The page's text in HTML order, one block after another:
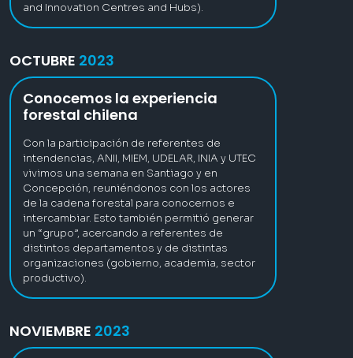
and Innovation Centres and Hubs).
OCTUBRE 2023
Conocemos la experiencia
forestal chilena
Con la participación de referentes de
intendencias, ANII, MIEM, UDELAR, INIA y UTEC
vivimos una semana en Santiago y en
Concepción, reuniéndonos con los actores
de la cadena forestal para conocernos e
intercambiar. Esto también permitió generar
un “grupo”, acercando a referentes de
distintos departamentos y de distintas
organizaciones (gobierno, academia, sector
productivo).
NOVIEMBRE 2023